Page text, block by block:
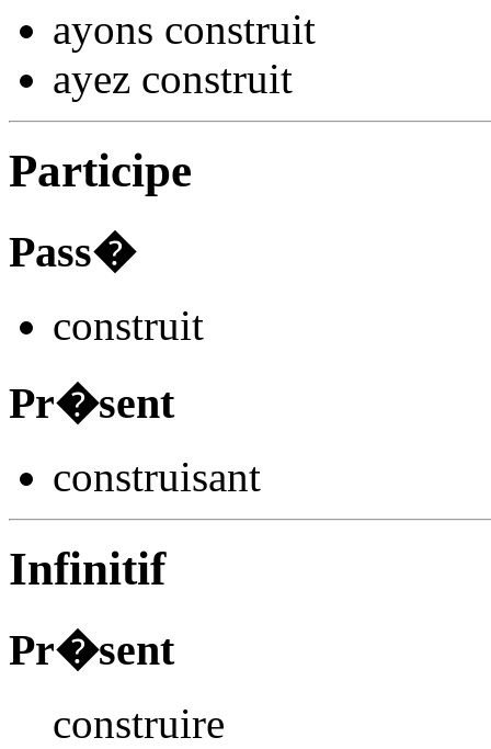
ayons construit
ayez construit
Participe
Pass�
construit
Pr�sent
construisant
Infinitif
Pr�sent
construire